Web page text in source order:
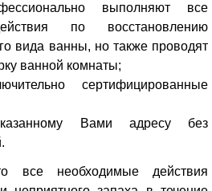
выполняют все
по восстановлению
вида ванны, но также проводят
ванной комнаты;
сертифицированные
Вами адресу без
все необходимые действия